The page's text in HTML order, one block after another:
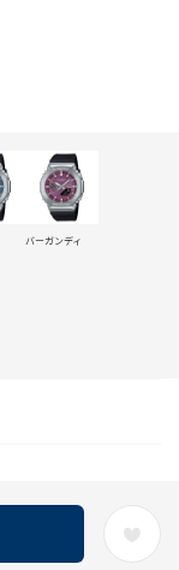
バーガンディ